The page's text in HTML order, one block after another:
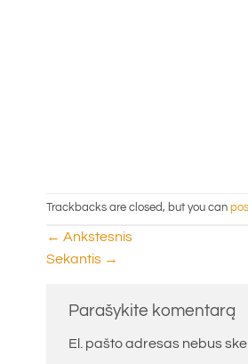
Trackbacks are closed, but you can
← Ankstesnis
Sekantis →
Parašykite komentarą
El. pašto adresas nebus